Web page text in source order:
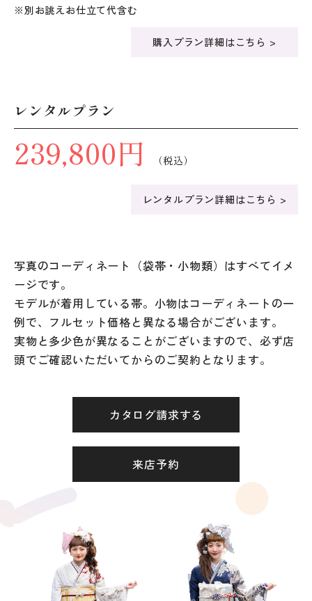
※別お誂えお仕立て代含む
購入プラン詳細はこちら >
レンタルプラン
239,800円 （税込）
レンタルプラン詳細はこちら >
写真のコーディネート（袋帯・小物類）はすべてイメ
ージです。
モデルが着用している帯。小物はコーディネートの一
例で、フルセット価格と異なる場合がございます。
実物と多少色が異なることがございますので、必ず店
頭でご確認いただいてからのご契約となります。
カタログ請求する
来店予約